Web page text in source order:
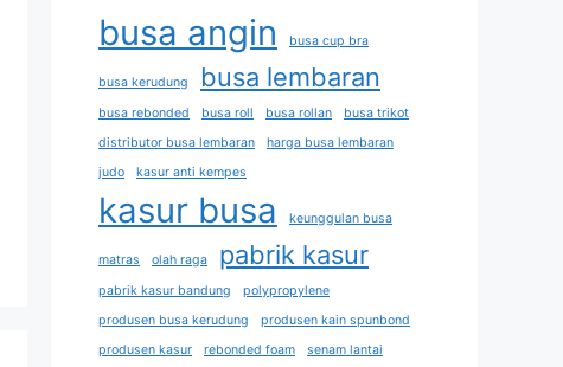
busa angin busa cup bra
busa kerudung busa lembaran
busa rebonded busa roll busa rollan
busa trikot
distributor busa lembaran
harga busa lembaran
judo
kasur anti kempes
kasur busa keunggulan busa
matras olah raga pabrik kasur
pabrik kasur bandung
polypropylene
produsen busa kerudung
produsen kain spunbond
produsen kasur
rebonded foam
senam lantai